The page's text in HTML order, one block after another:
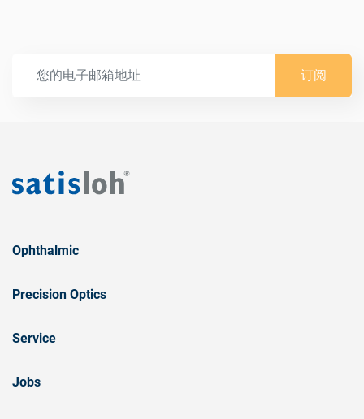
订阅
Ophthalmic
Precision Optics
Service
Jobs